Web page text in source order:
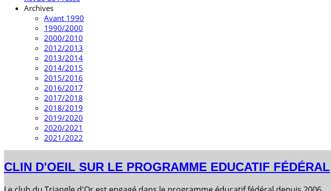
Archives
Avant 1990
1990/2000
2000/2010
2012/2013
2013/2014
2014/2015
2015/2016
2016/2017
2017/2018
2018/2019
2019/2020
2020/2021
2021/2022
CLIN D'OEIL SUR LE PROGRAMME EDUCATIF FÉDÉRAL